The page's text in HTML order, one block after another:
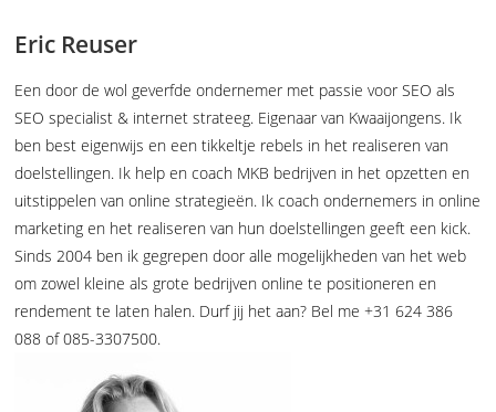
Eric Reuser
Een door de wol geverfde ondernemer met passie voor SEO als
SEO specialist & internet strateeg. Eigenaar van Kwaaijongens. Ik
ben best eigenwijs en een tikkeltje rebels in het realiseren van
doelstellingen. Ik help en coach MKB bedrijven in het opzetten en
uitstippelen van online strategieën. Ik coach ondernemers in online
marketing en het realiseren van hun doelstellingen geeft een kick.
Sinds 2004 ben ik gegrepen door alle mogelijkheden van het web
om zowel kleine als grote bedrijven online te positioneren en
rendement te laten halen. Durf jij het aan? Bel me +31 624 386
088 of 085-3307500.